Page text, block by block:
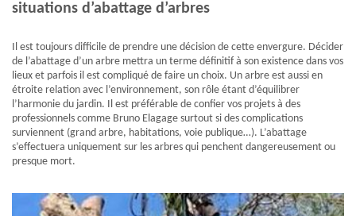
situations d’abattage d’arbres
Il est toujours difficile de prendre une décision de cette envergure. Décider
de l’abattage d’un arbre mettra un terme définitif à son existence dans vos
lieux et parfois il est compliqué de faire un choix. Un arbre est aussi en
étroite relation avec l’environnement, son rôle étant d’équilibrer
l’harmonie du jardin. Il est préférable de confier vos projets à des
professionnels comme Bruno Elagage surtout si des complications
surviennent (grand arbre, habitations, voie publique…). L’abattage
s’effectuera uniquement sur les arbres qui penchent dangereusement ou
presque mort.